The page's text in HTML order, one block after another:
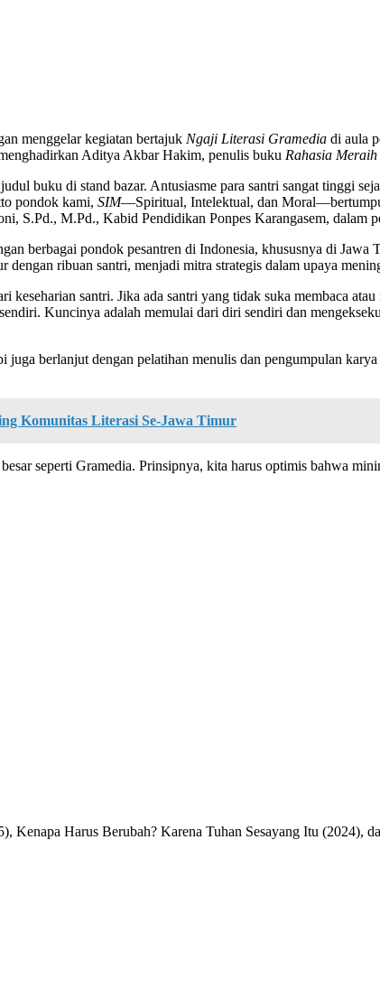
menggelar kegiatan bertajuk Ngaji Literasi Gramedia di aula
Aditya Akbar Hakim, penulis buku Rahasia
buku di stand bazar. Antusiasme para santri sangat tinggi
pondok kami, SIM—Spiritual, Intelektual, dan
S.Pd., M.Pd., Kabid Pendidikan Ponpes Karangasem, dalam
berbagai pondok pesantren di Indonesia, khususnya di
dengan ribuan santri, menjadi mitra strategis dalam upaya
keseharian santri. Jika ada santri yang tidak suka membaca
Kuncinya adalah memulai dari diri sendiri dan
berlanjut dengan pelatihan menulis dan pengumpulan
Komunitas Literasi Se-Jawa Timur
seperti Gramedia. Prinsipnya, kita harus optimis bahwa
Kenapa Harus Berubah? Karena Tuhan Sesayang Itu